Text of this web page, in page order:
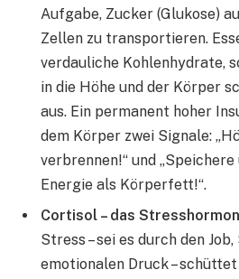
Aufgabe, Zucker (Glukose)
Zellen zu transportieren.
verdauliche Kohlenhydrate,
in die Höhe und der Körper
aus. Ein permanent hoher
dem Körper zwei Signale:
verbrennen!“ und
Energie als Körperfett!“.
Cortisol – das
Stress – sei es durch den
emotionalen Druck –